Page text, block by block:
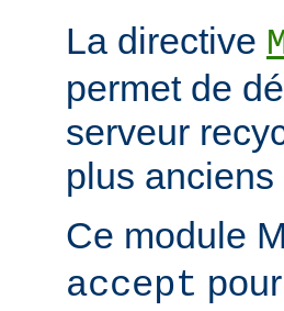
La directive
permet de
serveur
plus
Ce module
accept